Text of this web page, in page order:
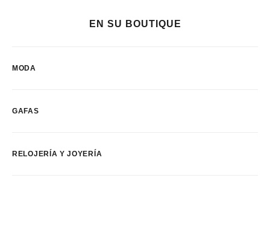
EN SU BOUTIQUE
MODA
GAFAS
RELOJERÍA Y JOYERÍA